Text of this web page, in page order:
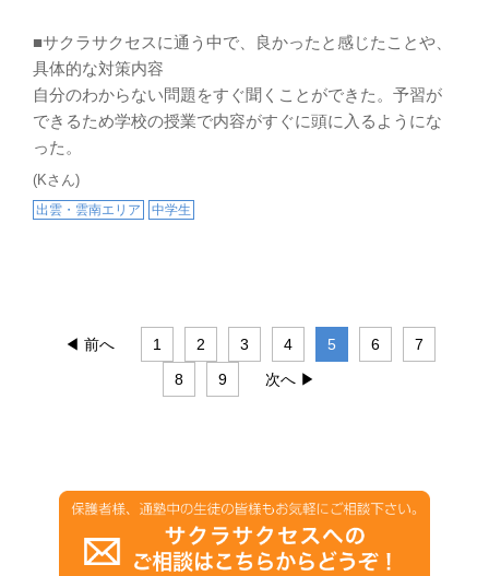
■サクラサクセスに通う中で、良かったと感じたことや、
具体的な対策内容
自分のわからない問題をすぐ聞くことができた。予習が
できるため学校の授業で内容がすぐに頭に入るようにな
った。
(Kさん)
出雲・雲南エリア 中学生
◀ 前へ 1 2 3 4 5 6
7
8
9 次へ ▶